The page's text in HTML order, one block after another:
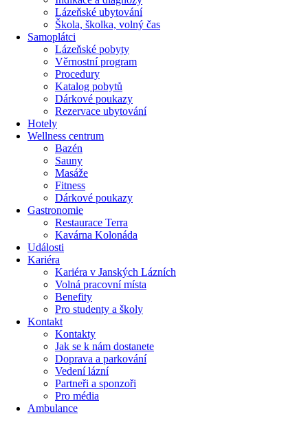
Lázeňské ubytování
Škola, školka, volný čas
Samoplátci
Lázeňské pobyty
Věrnostní program
Procedury
Katalog pobytů
Dárkové poukazy​
Rezervace ubytování
Hotely
Wellness centrum
Bazén
Sauny
Masáže
Fitness
Dárkové poukazy​
Gastronomie
Restaurace Terra
Kavárna Kolonáda
Události
Kariéra
Kariéra v Janských Lázních
Volná pracovní místa
Benefity
Pro studenty a školy
Kontakt
Kontakty
Jak se k nám dostanete
Doprava a parkování
Vedení lázní
Partneři a sponzoři
Pro média
Ambulance